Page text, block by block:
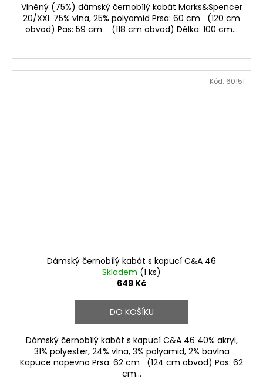
Vlněný (75%) dámský černobílý kabát Marks&Spencer
20/XXL 75% vlna, 25% polyamid Prsa: 60 cm (120 cm
obvod) Pas: 59 cm (118 cm obvod) Délka: 100 cm...
Dámský černobílý kabát s kapucí C&A 46
Skladem (1 ks)
649 Kč
DO KOŠÍKU
Dámský černobílý kabát s kapucí C&A 46 40% akryl,
31% polyester, 24% vlna, 3% polyamid, 2% bavlna
Kapuce napevno Prsa: 62 cm (124 cm obvod) Pas: 62
cm...
Kód: 60151